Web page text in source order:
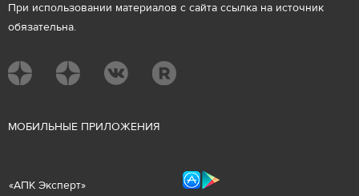
При использовании материалов с сайта ссылка на источник
обязательна.
МОБИЛЬНЫЕ ПРИЛОЖЕНИЯ
«АПК Эксперт»